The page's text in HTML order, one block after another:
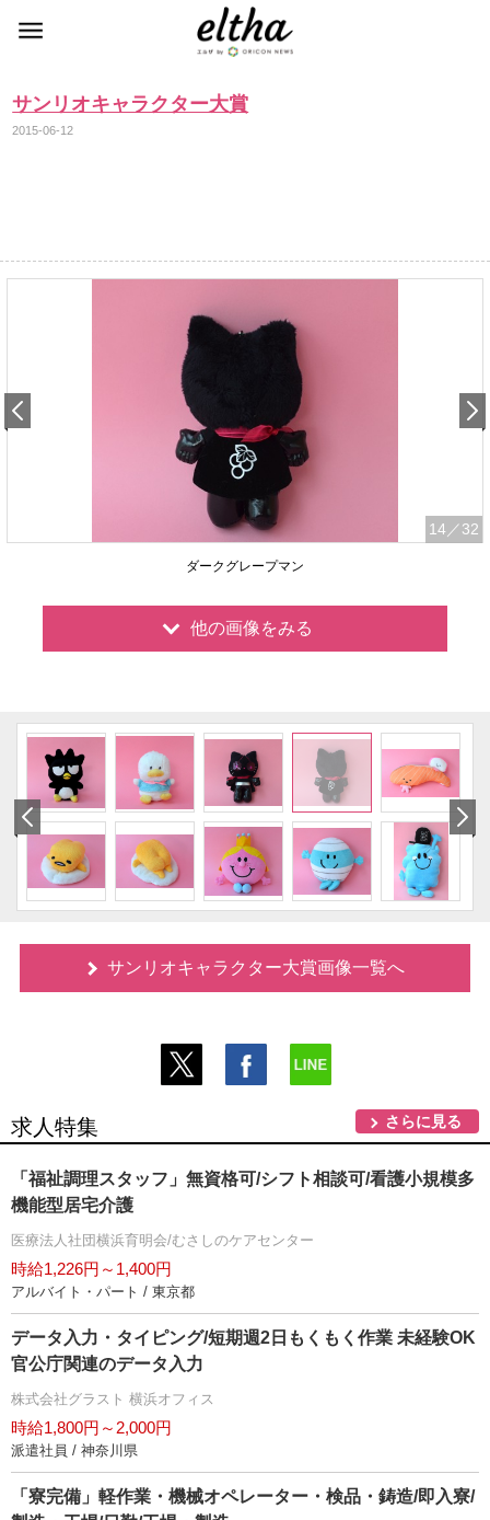
サンリオキャラクター大賞
2015-06-12
14 ／32
ダークグレープマン
他の画像をみる
サンリオキャラクター大賞画像一覧へ
求人特集 さらに見る
「福祉調理スタッフ」無資格可/シフト相談可/看護小規模多
機能型居宅介護
医療法人社団横浜育明会/むさしのケアセンター
時給1,226円～1,400円
アルバイト・パート / 東京都
データ入力・タイピング/短期週2日もくもく作業 未経験OK
官公庁関連のデータ入力
株式会社グラスト 横浜オフィス
時給1,800円～2,000円
派遣社員 / 神奈川県
「寮完備」軽作業・機械オペレーター・検品・鋳造/即入寮/